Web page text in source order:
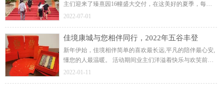
主们迎来了臻熹园16幢盛大交付，在这美好的夏季，每位
业主都满怀期待、一张张洋溢着幸福的笑脸见证着业主对
2022-07-01
佳境康城与您相伴同行，2022年五谷丰登
新年伊始，佳境相伴简单的喜欢最长远,平凡的陪伴最心安,
懂您的人最温暖。 活动期间业主们洋溢着快乐与欢笑前来
佳境康城的各组团物业服务管理中心，在工作人员井然有
2022-01-11